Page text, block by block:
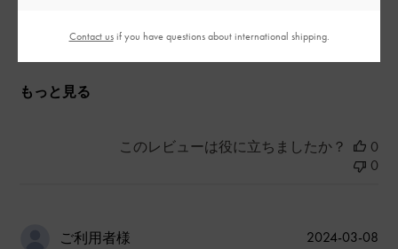
とてもよかった
もっと見る
このレビューは役に立ちましたか？
0
0
ご利用者様
公
2024-03-08
Contact usif you have questions about international shipping.